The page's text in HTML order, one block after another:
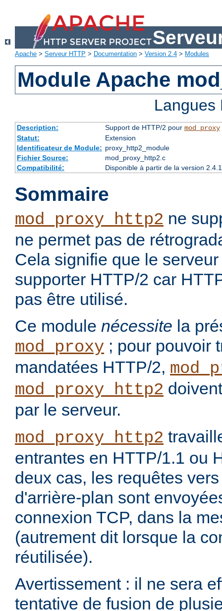
Apache > Serveur HTTP > Documentation > Version 2.4 > Modules
Module Apache
Description: Support de HTTP/2 pour mod_proxy
Statut:
Extension
Identificateur de Module: proxy_http2_module
Fichier Source:
mod_proxy_http2.c
Compatibilité:
Disponible à partir de la version
Sommaire
mod_proxy_http2 ne
ne permet pas de
Cela signifie que le
supporter HTTP/2 car
pas être utilisé.
Ce module nécessite la
mod_proxy ; pour pouvoir
mandatées HTTP/2,
mod_proxy_http2
par le serveur.
mod_proxy_http2
entrantes en HTTP/1.1 ou
deux cas, les requêtes
d'arrière-plan sont
connexion TCP, dans la
(autrement dit lorsque la
réutilisée).
Avertissement : il ne sera
tentative de fusion de